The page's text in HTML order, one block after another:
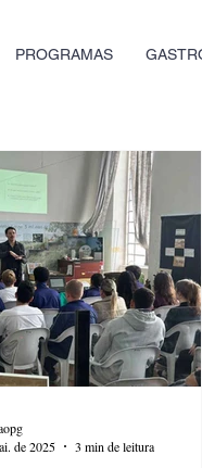
PROGRAMAS
de 2025
3 min de leitura